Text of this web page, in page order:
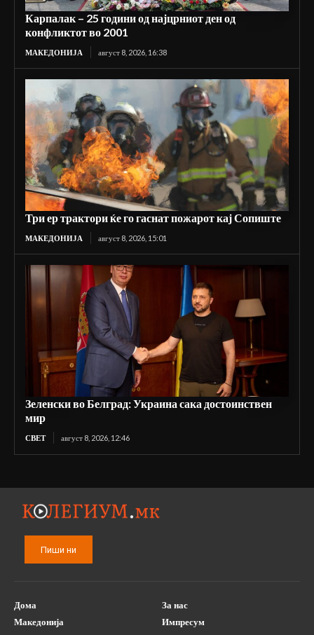
Карпалак – 25 години од најцрниот ден од
конфликтот во 2001
МАКЕДОНИЈА август 8, 2026, 16:38
Три ер трактори ќе го гаснат пожарот кај Сопиште
МАКЕДОНИЈА август 8, 2026, 15:01
Зеленски во Белград: Украина сака достоинствен
мир
СВЕТ август 8, 2026, 12:46
Пиши ни
Дома
Македонија
За нас
Импресум